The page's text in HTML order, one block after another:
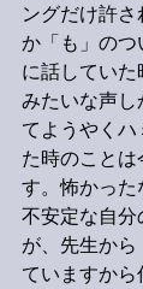
ングだけ許
か「も」の
に話してい
みたいな声
てようやく
た時のことは
す。怖かった
不安定な自
が、先生か
ていますから